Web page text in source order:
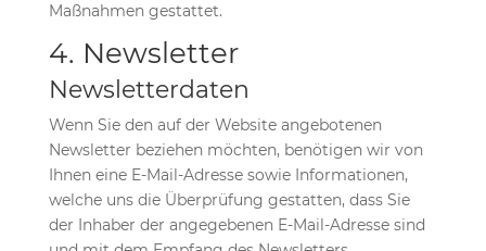
Maßnahmen gestattet.
4. Newsletter
Newsletterdaten
Wenn Sie den auf der Website angebotenen
Newsletter beziehen möchten, benötigen wir von
Ihnen eine E-Mail-Adresse sowie Informationen,
welche uns die Überprüfung gestatten, dass Sie
der Inhaber der angegebenen E-Mail-Adresse sind